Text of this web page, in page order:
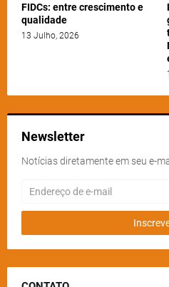
FIDCs: entre crescimento e
qualidade
13 Julho, 2026
Newsletter
Notícias diretamente em seu e-